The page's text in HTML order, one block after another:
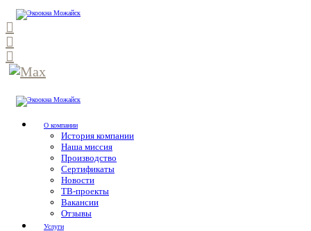
О компании
История компании
Наша миссия
Производство
Сертификаты
Новости
ТВ-проекты
Вакансии
Отзывы
Услуги